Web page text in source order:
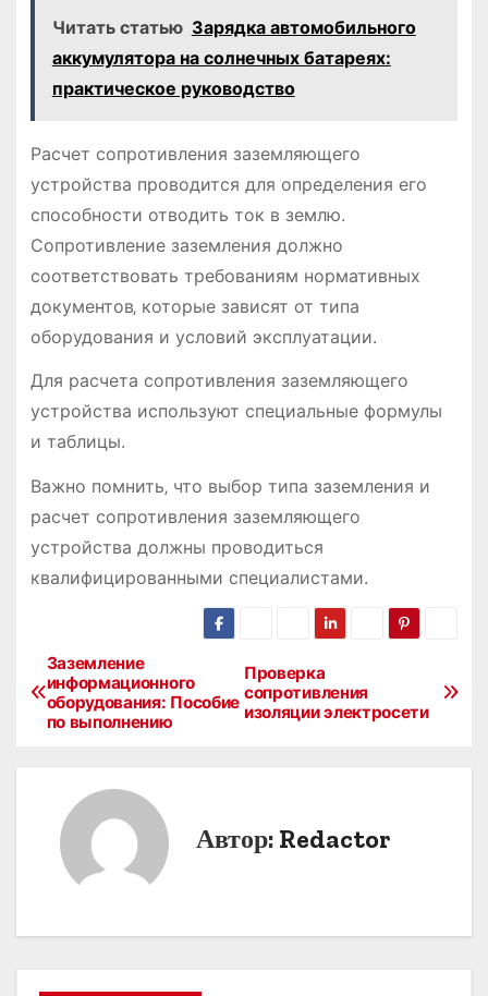
Читать статью Зарядка автомобильного
аккумулятора на солнечных батареях:
практическое руководство
Расчет сопротивления заземляющего
устройства проводится для определения его
способности отводить ток в землю.
Сопротивление заземления должно
соответствовать требованиям нормативных
документов‚ которые зависят от типа
оборудования и условий эксплуатации.
Для расчета сопротивления заземляющего
устройства используют специальные формулы
и таблицы.
Важно помнить‚ что выбор типа заземления и
расчет сопротивления заземляющего
устройства должны проводиться
квалифицированными специалистами.
Н
ц
Проверка
сопротивления
изоляции электросети
Заземление
информационного
оборудования: Пособие
по выполнению
Автор: Redactor